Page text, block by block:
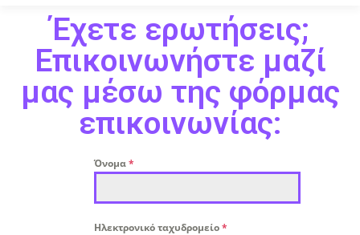
ΑΡΧΙΚΗ ΣΧΕΤΙΚΆ ΜΕ ΤΟ ΈΡΓΟ ΣΥΜΠΡΑΞΗ
ΑΠΟΤΕΛΕΣΜΑΤΑ ΠΛΑΤΦΌΡΜΑ ΝΕΑ
Έχετε ερωτήσεις;
Επικοινωνήστε μαζί
μας μέσω της φόρμας
επικοινωνίας:
Όνομα*
Ηλεκτρονικό ταχυδρομείο*